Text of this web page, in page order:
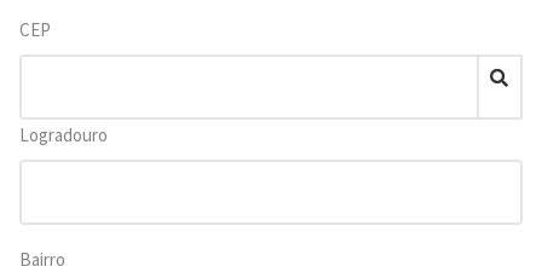
CEP
Logradouro
Bairro